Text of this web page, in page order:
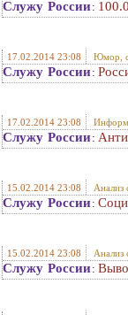
Служу России:
17.02.2014 23:08 Юмор,
Служу России:
17.02.2014 23:08
Служу России:
15.02.2014 23:08 Анализ
Служу России:
15.02.2014 23:08 Анализ
Служу России: